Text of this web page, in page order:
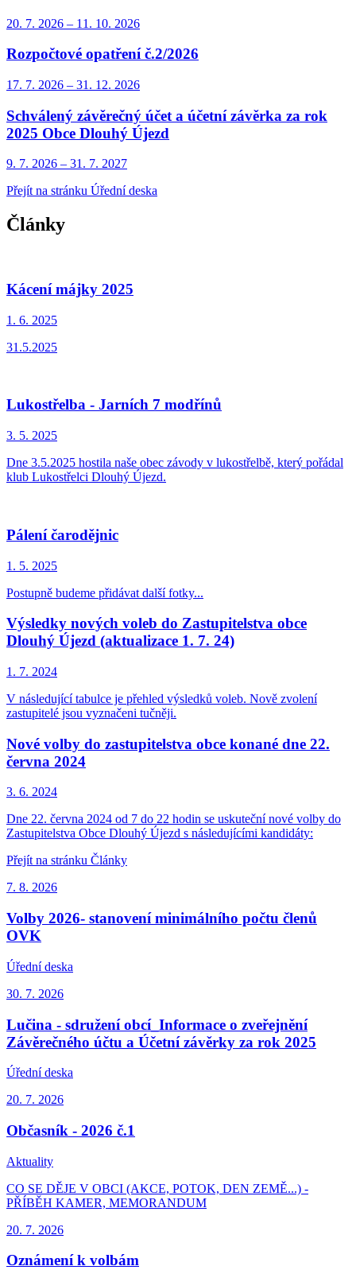
20. 7. 2026 – 11. 10. 2026
Rozpočtové opatření č.2/2026
17. 7. 2026 – 31. 12. 2026
Schválený závěrečný účet a účetní závěrka za rok
2025 Obce Dlouhý Újezd
9. 7. 2026 – 31. 7. 2027
Přejít na stránku Úřední deska
Články
Kácení májky 2025
1. 6. 2025
31.5.2025
Lukostřelba - Jarních 7 modřínů
3. 5. 2025
Dne 3.5.2025 hostila naše obec závody v lukostřelbě, který pořádal
klub Lukostřelci Dlouhý Újezd.
Pálení čarodějnic
1. 5. 2025
Postupně budeme přidávat další fotky...
Výsledky nových voleb do Zastupitelstva obce
Dlouhý Újezd (aktualizace 1. 7. 24)
1. 7. 2024
V následující tabulce je přehled výsledků voleb. Nově zvolení
zastupitelé jsou vyznačeni tučněji.
Nové volby do zastupitelstva obce konané dne 22.
června 2024
3. 6. 2024
Dne 22. června 2024 od 7 do 22 hodin se uskuteční nové volby do
Zastupitelstva Obce Dlouhý Újezd s následujícími kandidáty:
Přejít na stránku Články
7. 8. 2026
Volby 2026- stanovení minimálního počtu členů
OVK
Úřední deska
30. 7. 2026
Lučina - sdružení obcí_Informace o zveřejnění
Závěrečného účtu a Účetní závěrky za rok 2025
Úřední deska
20. 7. 2026
Občasník - 2026 č.1
Aktuality
CO SE DĚJE V OBCI (AKCE, POTOK, DEN ZEMĚ...) -
PŘÍBĚH KAMER, MEMORANDUM
20. 7. 2026
Oznámení k volbám